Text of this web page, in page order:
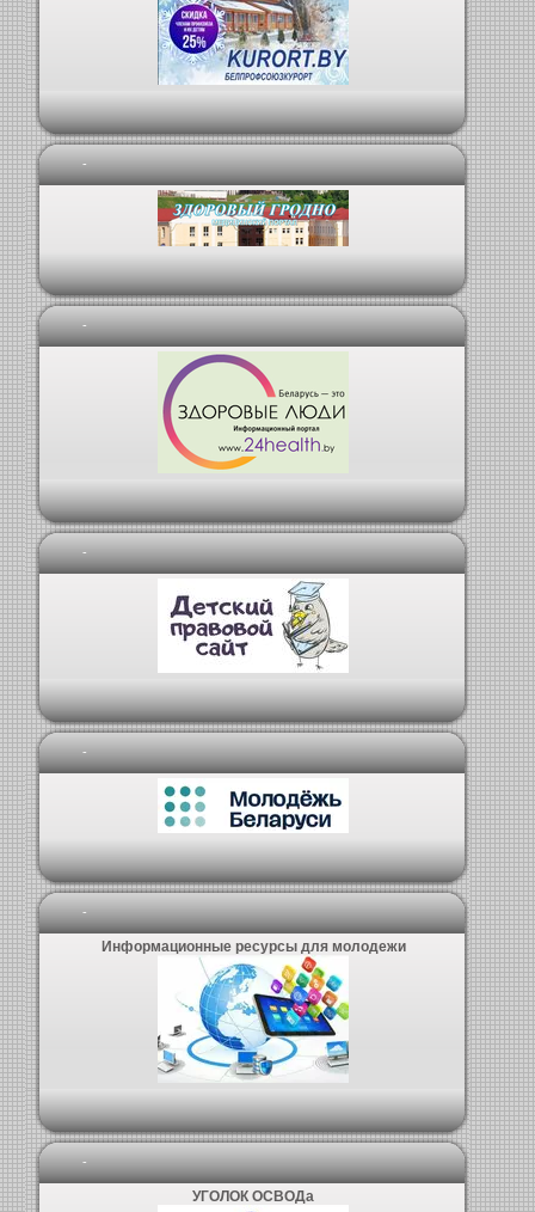
-
-
-
-
-
Информационные ресурсы для молодежи
-
УГОЛОК ОСВОДа